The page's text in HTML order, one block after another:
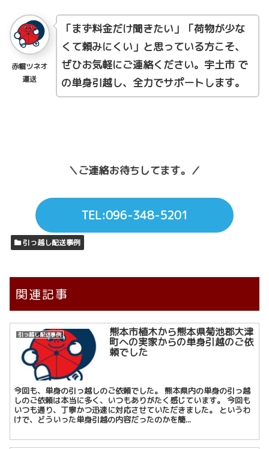
赤帽ツネオ
運送
「まず料金だけ聞きたい」「荷物が少な
くて頼みにくい」と思っている方こそ、
ぜひお気軽にご連絡ください。宇土市 で
の単身引越し、全力でサポートします。
＼ご連絡お待ちしてます。／
TEL:096-348-5201
引っ越し配送事例
関連記事
引っ越し配送事例 熊本市植木から熊本県菊池郡大津
町への実家からの単身引越のご依
頼でした
今回も、単身の引っ越しのご依頼でした。 熊本県内の単身の引っ越
しのご依頼は本当に多く、いつもありがたく感じています。 今回も
いつも通り、丁寧かつ迅速に対応させていただきました。 というわ
けで、どういった単身引越の内容だったのかを簡...